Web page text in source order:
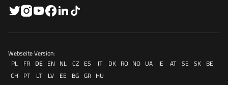
Webseite Version:
PL
FR DE EN NL CZ ES IT DK RO NO UA IE AT SE SK BE
CH
PT LT LV EE BG GR HU